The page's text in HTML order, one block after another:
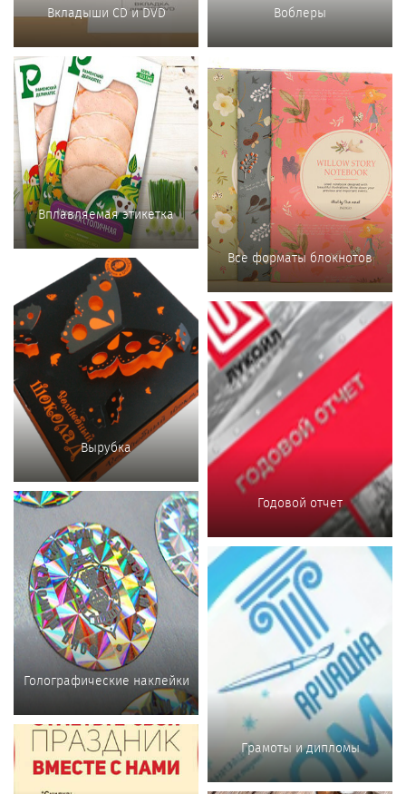
Вкладыши CD и DVD Воблеры
Вплавляемая этикетка
Все форматы блокнотов
Вырубка
Годовой отчет
Голографические наклейки
Грамоты и дипломы